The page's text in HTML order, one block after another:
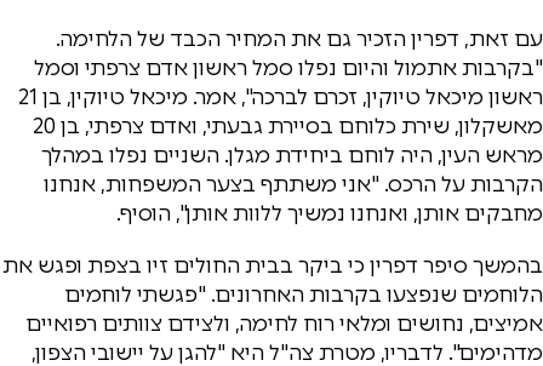
עם זאת, דפרין הזכיר גם את המחיר הכבד של הלחימה.
"בקרבות אתמול והיום נפלו סמל ראשון אדם צרפתי וסמל
ראשון מיכאל טיוקין, זכרם לברכה", אמר. מיכאל טיוקין, בן 21
מאשקלון, שירת כלוחם בסיירת גבעתי, ואדם צרפתי, בן 20
מראש העין, היה לוחם ביחידת מגלן. השניים נפלו במהלך
הקרבות על הרכס. "אני משתתף בצער המשפחות, אנחנו
מחבקים אותן, ואנחנו נמשיך ללוות אותן", הוסיף.
בהמשך סיפר דפרין כי ביקר בבית החולים זיו בצפת ופגש את
הלוחמים שנפצעו בקרבות האחרונים. "פגשתי לוחמים
אמיצים, נחושים ומלאי רוח לחימה, ולצידם צוותים רפואיים
מדהימים". לדבריו, מטרת צה"ל היא "להגן על יישובי הצפון,